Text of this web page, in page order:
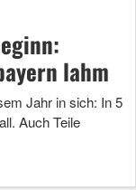
lahm
Jahr in sich: In 5
Auch Teile